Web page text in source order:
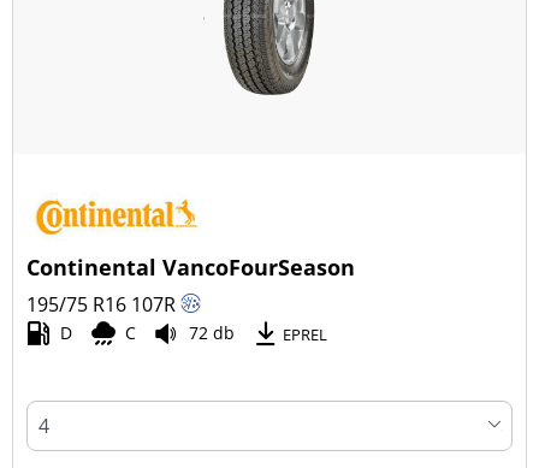
Continental VancoFourSeason
195/75 R16 107R
D C 72 db EPREL